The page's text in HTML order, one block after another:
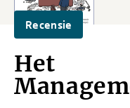
Recensie
Het